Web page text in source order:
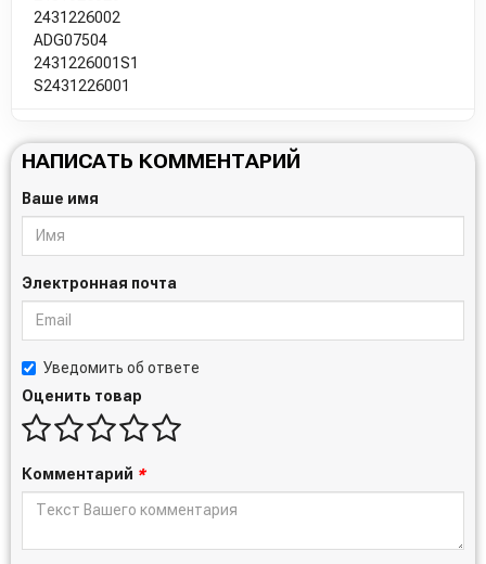
2431226002
ADG07504
2431226001S1
S2431226001
НАПИСАТЬ КОММЕНТАРИЙ
Ваше имя
Электронная почта
Уведомить об ответе
Оценить товар
Комментарий *